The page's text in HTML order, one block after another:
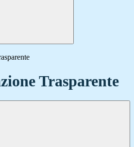
Trasparente